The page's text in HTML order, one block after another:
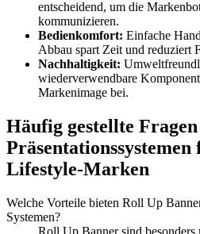
entscheidend, um die
kommunizieren.
Bedienkomfort: Einfache
Abbau spart Zeit und reduziert
Nachhaltigkeit:
wiederverwendbare
Markenimage bei.
Häufig gestellte
Lifestyle-Marken
Welche Vorteile bieten Roll Up
Systemen?
Roll Up Banner sind besonders